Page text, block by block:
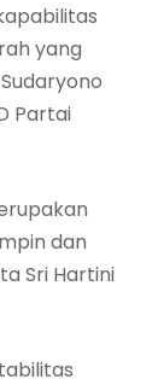
yang
Partai
dan
Sri Hartini